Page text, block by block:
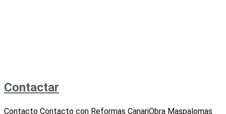
Contactar
Contacto Contacto con Reformas CanariObra Maspalomas